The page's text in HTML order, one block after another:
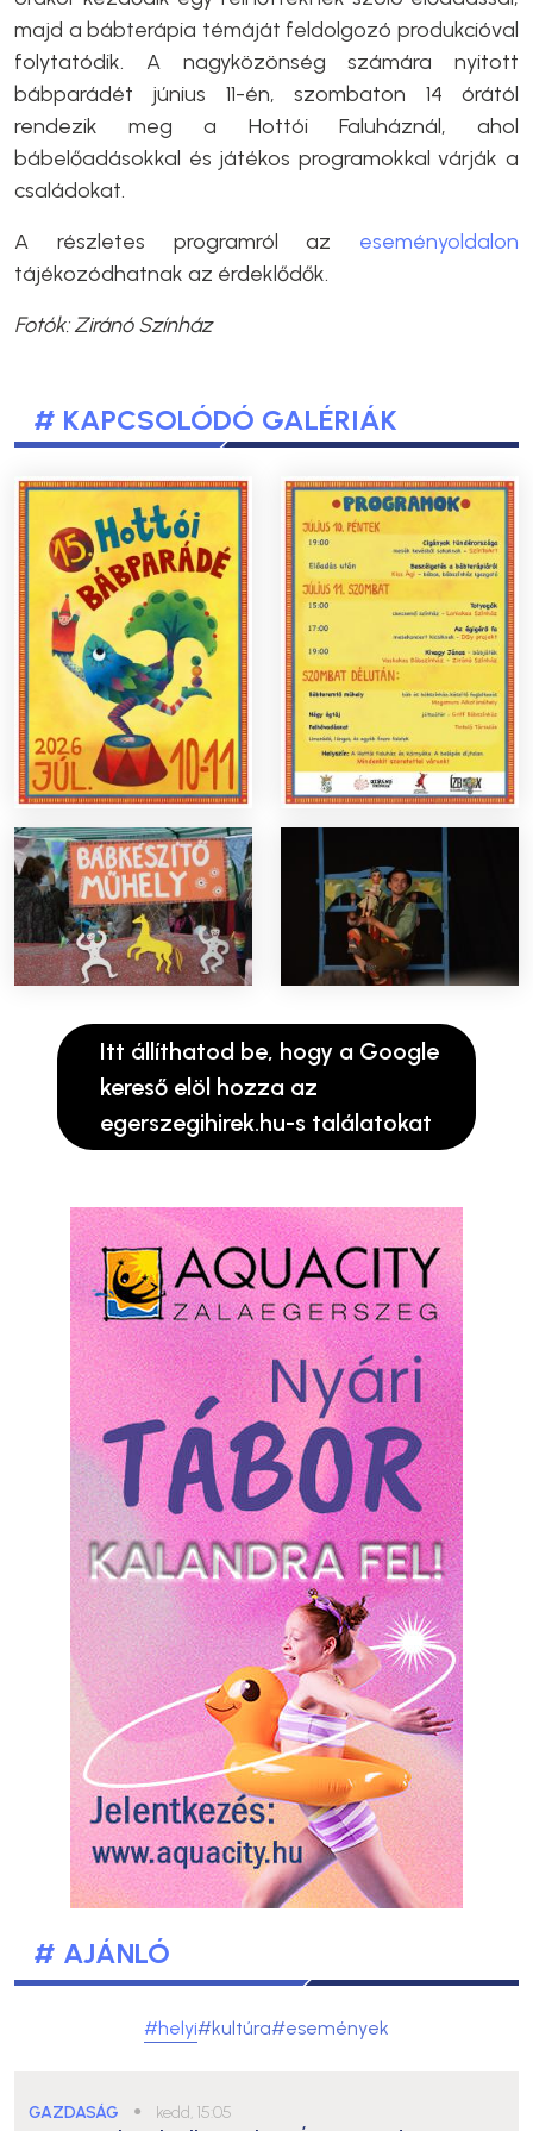
majd a bábterápia témáját feldolgozó produkcióval
folytatódik. A nagyközönség számára nyitott
bábparádét június 11-én, szombaton 14 órától
rendezik meg a Hottói Faluháznál, ahol
bábelőadásokkal és játékos programokkal várják a
családokat.
A részletes programról az eseményoldalon
tájékozódhatnak az érdeklődők.
Fotók: Ziránó Színház
# KAPCSOLÓDÓ GALÉRIÁK
Itt állíthatod be, hogy a Google
kereső elöl hozza az
egerszegihirek.hu-s találatokat
# AJÁNLÓ
#helyi#kultúra#események
GAZDASÁG ● kedd, 15:05